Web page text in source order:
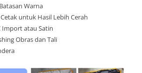
Warna
untuk Hasil Lebih Cerah
Import atau Satin
Obras dan Tali